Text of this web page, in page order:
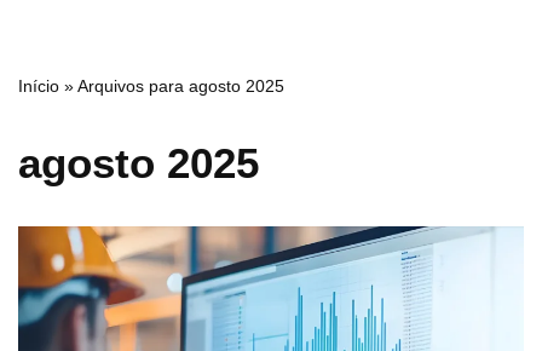
Início »Arquivos para agosto 2025
agosto 2025